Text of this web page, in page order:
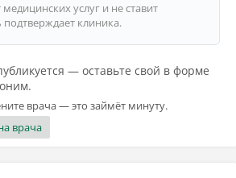
услуг и не ставит
подтверждает клиника.
— оставьте свой в форме
врача — это займёт минуту.
врача